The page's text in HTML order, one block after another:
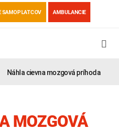
SAMOPLATCOV AMBULANCIE
Náhla cievna mozgová príhoda
MOZGOVÁ